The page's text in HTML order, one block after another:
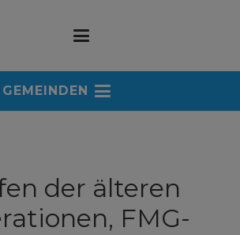
GEMEINDEN
der älteren
FMG-